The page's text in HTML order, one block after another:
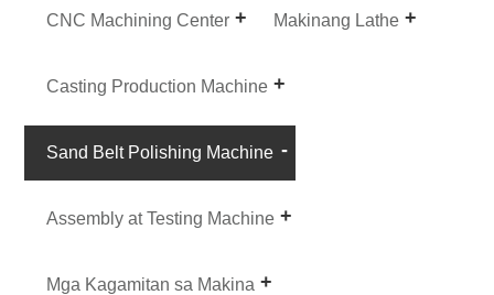
CNC Machining Center Makinang Lathe
Casting Production Machine
Sand Belt Polishing Machine
Assembly at Testing Machine
Mga Kagamitan sa Makina